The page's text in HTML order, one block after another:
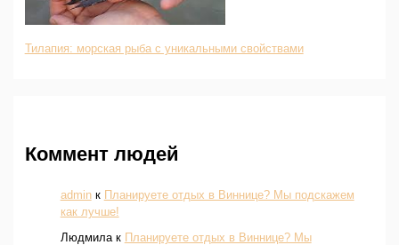
Тилапия: морская рыба с уникальными свойствами
Коммент людей
adminк Планируете отдых в Виннице? Мы подскажем
как лучше!
Людмилак Планируете отдых в Виннице? Мы